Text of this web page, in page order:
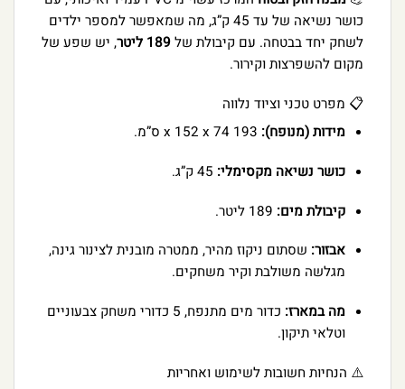
כושר נשיאה של עד 45 ק”ג, מה שמאפשר למספר ילדים
לשחק יחד בבטחה. עם קיבולת של189 ליטר
, יש שפע של
מקום להשפרצות וקירור.
📋 מפרט טכני וציוד נלווה
מידות (מנופח):
כושר נשיאה מקסימלי:
קיבולת מים:
אבזור: שסתום ניקוז מהיר, ממטרה מובנית לצינור גינה,
מגלשה משולבת וקיר משחקים.
מה במארז:
כדור מים מתנפח, 5 כדורי משחק צבעוניים
וטלאי תיקון.
⚠️ הנחיות חשובות לשימוש ואחריות